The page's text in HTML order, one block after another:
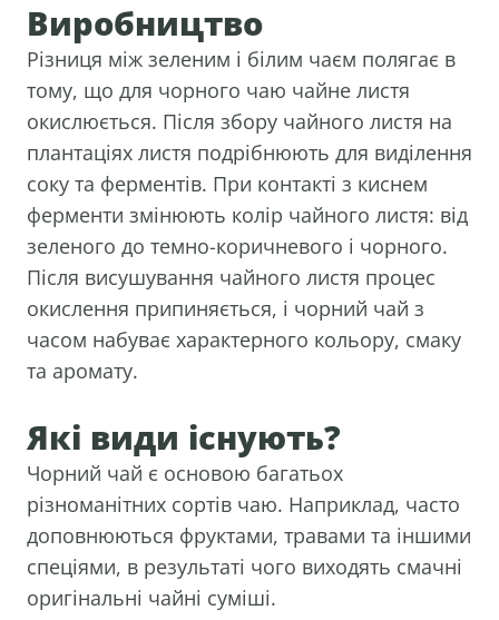
Виробництво
Різниця між зеленим і білим чаєм полягає в
тому, що для чорного чаю чайне листя
окислюється. Після збору чайного листя на
плантаціях листя подрібнюють для виділення
соку та ферментів. При контакті з киснем
ферменти змінюють колір чайного листя: від
зеленого до темно-коричневого і чорного.
Після висушування чайного листя процес
окислення припиняється, і чорний чай з
часом набуває характерного кольору, смаку
та аромату.
Які види існують?
Чорний чай є основою багатьох
різноманітних сортів чаю. Наприклад, часто
доповнюються фруктами, травами та іншими
спеціями, в результаті чого виходять смачні
оригінальні чайні суміші.